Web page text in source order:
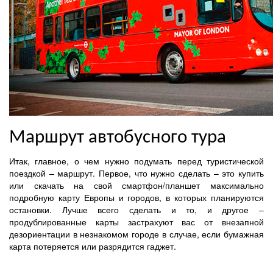
Маршрут автобусного тура
Итак, главное, о чем нужно подумать перед туристической
поездкой – маршрут. Первое, что нужно сделать – это купить
или скачать на свой смартфон/планшет максимально
подробную карту Европы и городов, в которых планируются
остановки. Лучше всего сделать и то, и другое –
продублированные карты застрахуют вас от внезапной
дезориентации в незнакомом городе в случае, если бумажная
карта потеряется или разрядится гаджет.